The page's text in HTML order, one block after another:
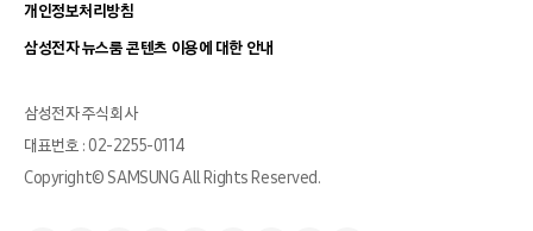
개인정보처리방침
삼성전자 뉴스룸 콘텐츠 이용에 대한 안내
삼성전자 주식회사
대표번호 : 02-2255-0114
Copyright© SAMSUNG All Rights Reserved.